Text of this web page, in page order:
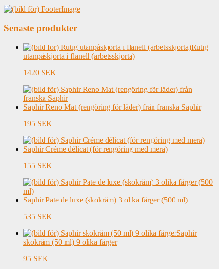
Senaste produkter
Rutig
utanpåskjorta i flanell (arbetsskjorta)
1420 SEK
Saphir Reno Mat (rengöring för läder) från franska Saphir
195 SEK
Saphir Créme délicat (för rengöring med mera)
155 SEK
Saphir Pate de luxe (skokräm) 3 olika färger (500 ml)
535 SEK
Saphir
skokräm (50 ml) 9 olika färger
95 SEK